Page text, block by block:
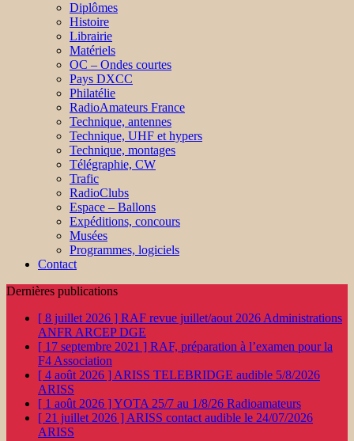
Diplômes
Histoire
Librairie
Matériels
OC – Ondes courtes
Pays DXCC
Philatélie
RadioAmateurs France
Technique, antennes
Technique, UHF et hypers
Technique, montages
Télégraphie, CW
Trafic
RadioClubs
Espace – Ballons
Expéditions, concours
Musées
Programmes, logiciels
Contact
Dernières publications
[ 8 juillet 2026 ] RAF revue juillet/aout 2026 Administrations
ANFR ARCEP DGE
[ 17 septembre 2021 ] RAF, préparation à l’examen pour la
F4 Association
[ 4 août 2026 ] ARISS TELEBRIDGE audible 5/8/2026
ARISS
[ 1 août 2026 ]YOTA 25/7 au 1/8/26 Radioamateurs
[ 21 juillet 2026 ] ARISS contact audible le 24/07/2026
ARISS